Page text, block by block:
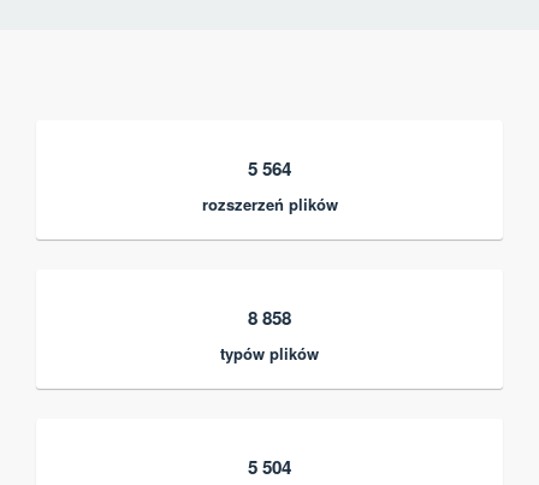
5 564
rozszerzeń plików
8 858
typów plików
5 504